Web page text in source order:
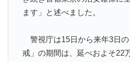
ます」と述べました。
警視庁は15日から来年3日の
戒」の期間は、延べおよそ22